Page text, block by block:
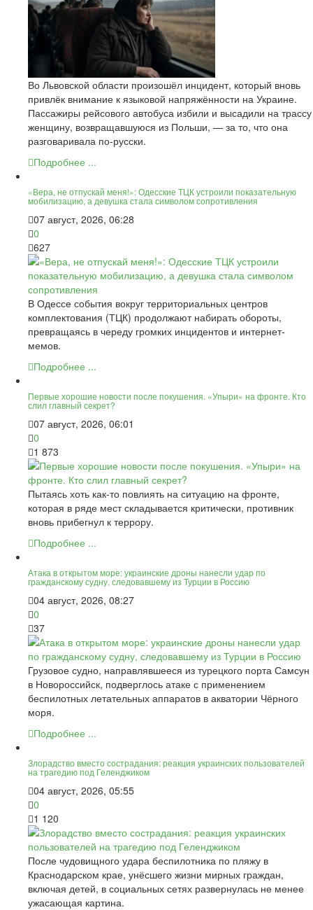
Во Львовской области произошёл инцидент, который вновь
привлёк внимание к языковой напряжённости на Украине.
Пассажиры рейсового автобуса избили и высадили на трассу
женщину, возвращавшуюся из Польши, — за то, что она
разговаривала по-русски.
Подробнее ...
«Вера, не отпускай меня!»: Одесские ТЦК устроили показательную
мобилизацию, а девушка стала символом сопротивления
07 август, 2026, 06:28
0
627
В Одессе события вокруг территориальных центров
комплектования (ТЦК) продолжают набирать обороты,
превращаясь в череду громких инцидентов и интернет-
мемов.
Подробнее ...
Первые хорошие новости после покушения. «Упыри» на фронте. Кто
слил главный секрет?
07 август, 2026, 06:01
0
1 873
Пытаясь хоть как-то повлиять на ситуацию на фронте,
которая в ряде мест складывается критически, противник
вновь прибегнул к террору.
Подробнее ...
Атака в открытом море: украинские дроны нанесли удар по
гражданскому судну, следовавшему из Турции в Россию
04 август, 2026, 08:27
0
37
Грузовое судно, направлявшееся из турецкого порта Самсун
в Новороссийск, подверглось атаке с применением
беспилотных летательных аппаратов в акватории Чёрного
моря.
Подробнее ...
Злорадство вместо сострадания: реакция украинских пользователей
на трагедию под Геленджиком
04 август, 2026, 05:55
0
1 120
После чудовищного удара беспилотника по пляжу в
Краснодарском крае, унёсшего жизни мирных граждан,
включая детей, в социальных сетях развернулась не менее
ужасающая картина.